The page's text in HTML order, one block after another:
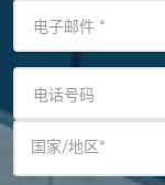
电子邮件 *
电话号码
国家/地区 *